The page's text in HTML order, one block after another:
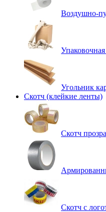
Воздушно-
Упаковочная
Угольник
Скотч (клейкие ленты)
Cкотч
Скотч с